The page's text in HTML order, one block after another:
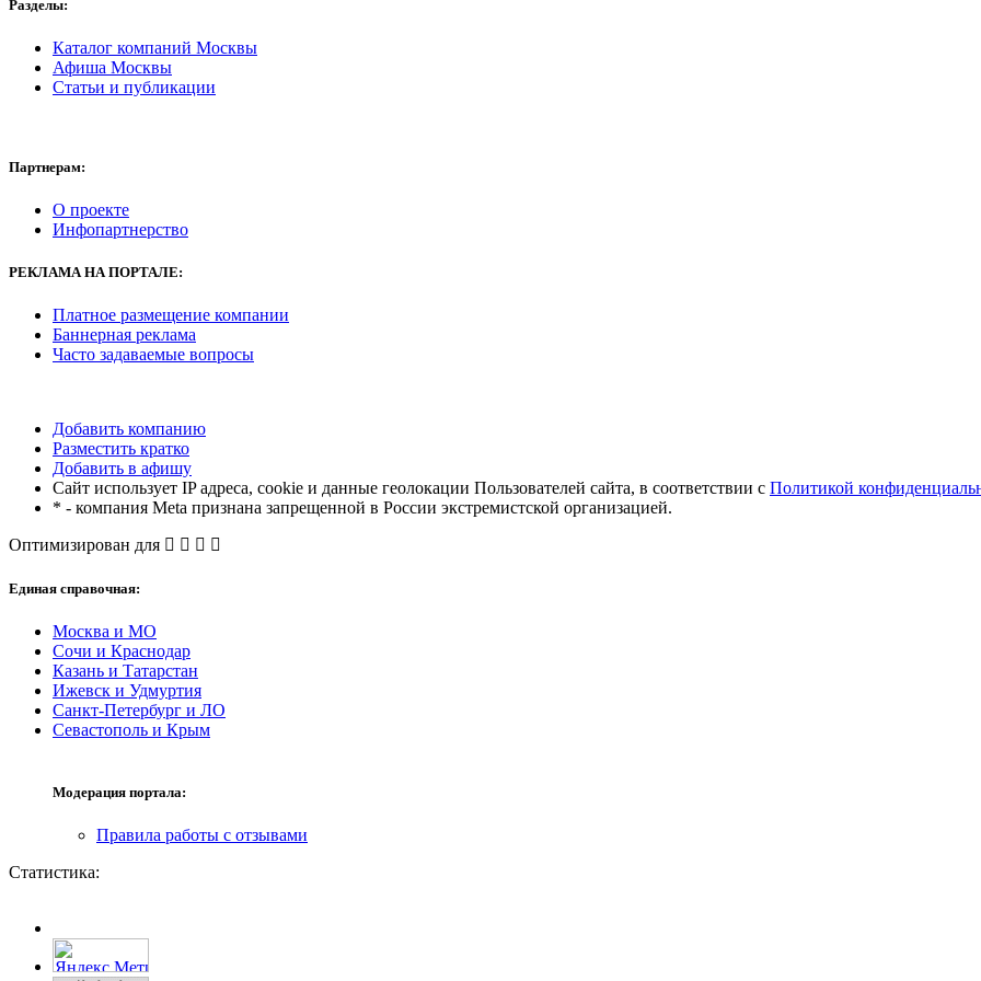
Разделы:
Каталог компаний Москвы
Афиша Москвы
Статьи и публикации
Партнерам:
О проекте
Инфопартнерство
РЕКЛАМАНА ПОРТАЛЕ:
Платное размещение компании
Баннерная реклама
Часто задаваемые вопросы
Добавить компанию
Разместить кратко
Добавить в афишу
Сайт использует IP адреса, cookie и данные геолокации Пользователей сайта, в соответствии с Политикой
* - компания Meta признана запрещенной в России экстремистской организацией.
Оптимизирован для
Единая справочная:
Москва и МО
Сочи и Краснодар
Казань и Татарстан
Ижевск и Удмуртия
Санкт-Петербург и ЛО
Севастополь и Крым
Модерация портала:
Правила работы с отзывами
Статистика: